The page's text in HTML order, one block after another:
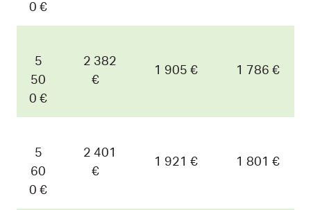
0 €
5
50
0 €
2 382
€
1 905 € 1 786 €
5
60
0 €
2 401
€
1 921 € 1 801 €